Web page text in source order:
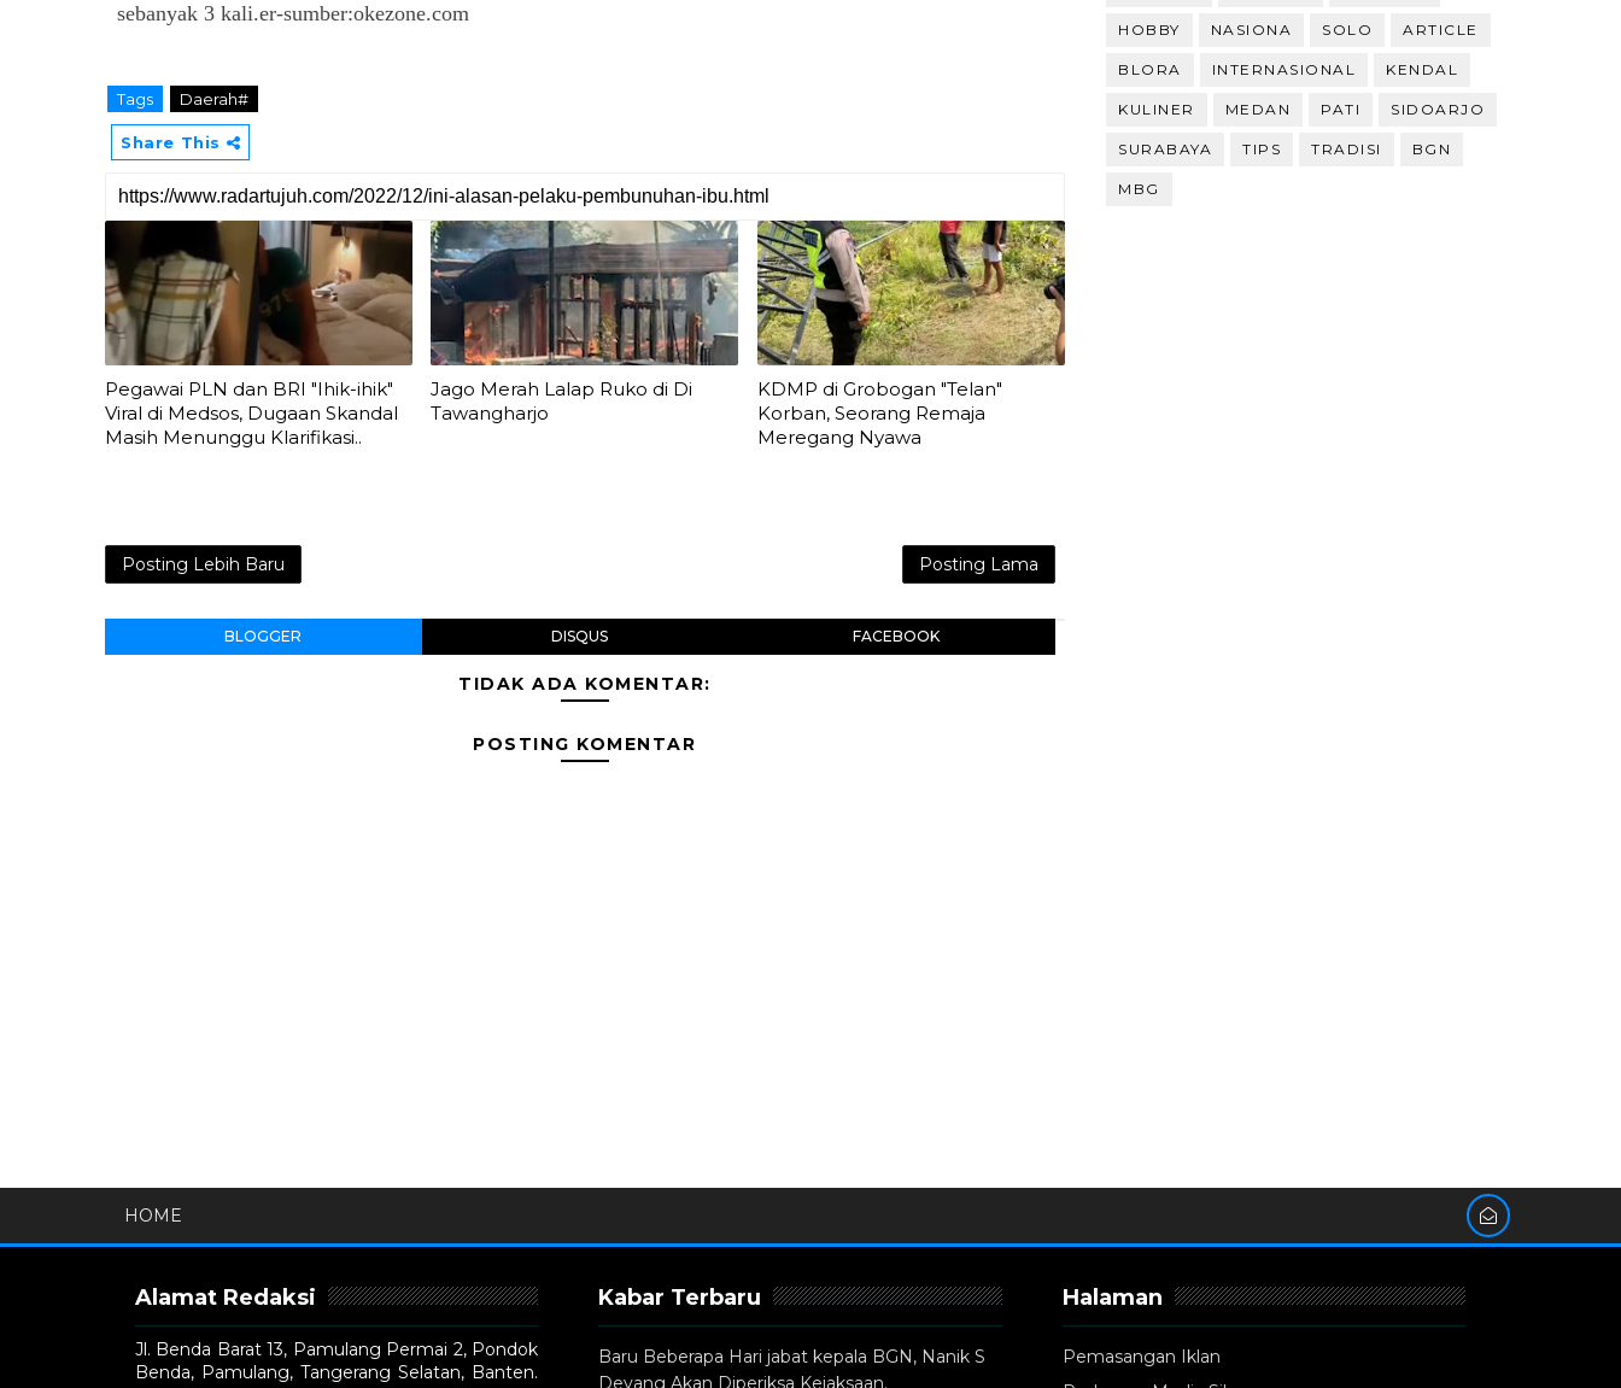
sebanyak 3 kali.er-sumber:okezone.com
Tags Daerah#
Share This
Pegawai PLN dan BRI "Ihik-ihik"
Viral di Medsos, Dugaan Skandal
Masih Menunggu Klarifikasi..
Jago Merah Lalap Ruko di Di
Tawangharjo
KDMP di Grobogan "Telan"
Korban, Seorang Remaja
Meregang Nyawa
Posting Lebih Baru Posting Lama
BLOGGER DISQUS FACEBOOK
TIDAK ADA KOMENTAR:
POSTING KOMENTAR
HOBBY NASIONA SOLO ARTICLE
BLORA INTERNASIONAL KENDAL
KULINER MEDAN PATI SIDOARJO
SURABAYA TIPS TRADISI BGN
MBG
HOME
Alamat Redaksi
Jl. Benda Barat 13, Pamulang Permai 2, Pondok
Benda, Pamulang, Tangerang Selatan, Banten.
Kabar Terbaru
Baru Beberapa Hari jabat kepala BGN, Nanik S
Deyang Akan Diperiksa Kejaksaan.
Halaman
Pemasangan Iklan